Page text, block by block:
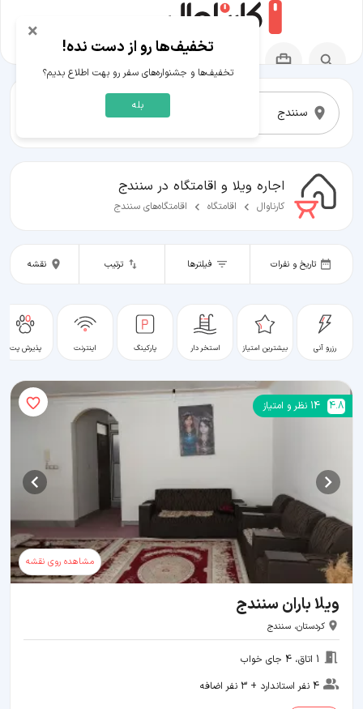
اجاره ویلا و اقامتگاه در سنندج
کارناوال اقامتگاه اقامتگاه‌های سنندج
تاریخ و نفرات فیلترها ترتیب نقشه
رزرو آنی بیشترین امتیاز استخر دار پارکینگ اینترنت پذیرش پت
4.8
14 نظر و امتیاز
مشاهده روی نقشه
ویلا باران سنندج
کردستان، سنندج
1 اتاق، 4 جای خواب
4 نفر استاندارد + 3 نفر اضافه
× تخفیف‌ها رو از دست نده!
تخفیف‌ها و جشنواره‌های سفر رو بهت اطلاع بدیم؟
بله